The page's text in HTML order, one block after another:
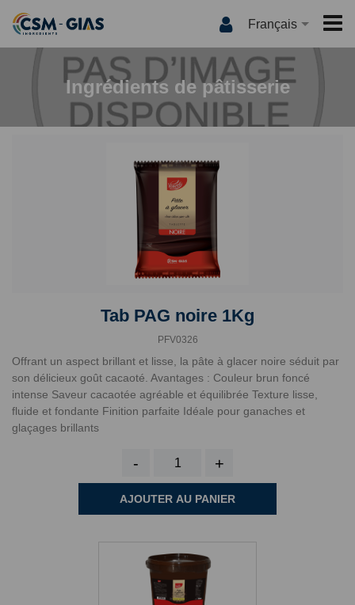
Français
ACCUEIL
CSM-GIAS
QUI SOMMES NOUS ?
QUALITÉ
PRODUITS
INTERNATIONAL
MEDIA
CSM-GIAS TV
CATALOGUE
CONTACT
ACTUALITÉS
Ingrédients de pâtisserie
Tab PAG noire 1Kg
PFV0326
Offrant un aspect brillant et lisse, la pâte à glacer noire séduit par
son délicieux goût cacaoté. Avantages : Couleur brun foncé
intense Saveur cacaotée agréable et équilibrée Texture lisse,
fluide et fondante Finition parfaite Idéale pour ganaches et
glaçages brillants
- +
AJOUTER AU PANIER